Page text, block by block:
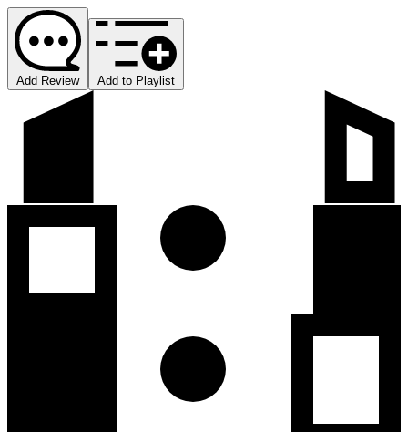
Add Review Add to Playlist